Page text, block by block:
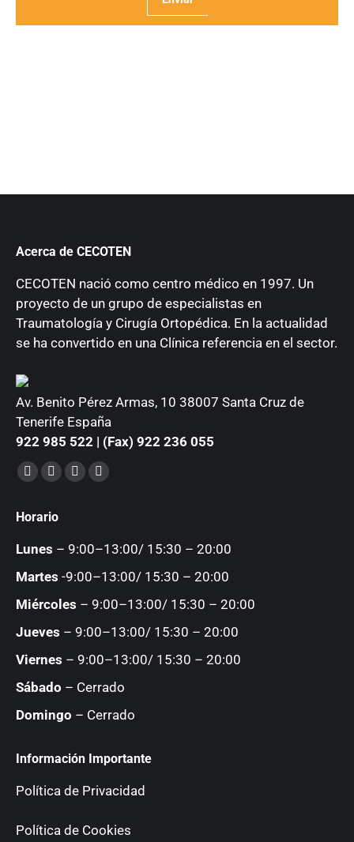
Acerca de CECOTEN
CECOTEN nació como centro médico en 1997. Un
proyecto de un grupo de especialistas en
Traumatología y Cirugía Ortopédica. En la actualidad
se ha convertido en una Clínica referencia en el sector.
Av. Benito Pérez Armas, 10 38007 Santa Cruz de
Tenerife España
922 985 522 | (Fax) 922 236 055
Encuéntranos en:
Facebook
opens
window
YouTube
opens
window
Instagram
in
window
Mail
in
window
Horario
Lunes – 9:00–13:00/ 15:30 – 20:00
Martes -9:00–13:00/ 15:30 – 20:00
Miércoles – 9:00–13:00/ 15:30 – 20:00
Jueves – 9:00–13:00/ 15:30 – 20:00
Viernes – 9:00–13:00/ 15:30 – 20:00
Sábado – Cerrado
Domingo – Cerrado
Información Importante
Política de Privacidad
Política de Cookies